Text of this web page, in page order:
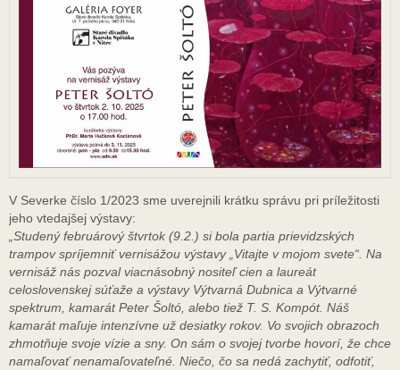
V Severke číslo 1/2023 sme uverejnili krátku správu pri príležitosti
jeho vtedajšej výstavy:
„Studený februárový štvrtok (9.2.) si bola partia prievidzských
trampov spríjemniť vernisážou výstavy „Vitajte v mojom svete“. Na
vernisáž nás pozval viacnásobný nositeľ cien a laureát
celoslovenskej súťaže a výstavy Výtvarná Dubnica a Výtvarné
spektrum, kamarát Peter Šoltó, alebo tiež T. S. Kompót. Náš
kamarát maľuje intenzívne už desiatky rokov. Vo svojich obrazoch
zhmotňuje svoje vízie a sny. On sám o svojej tvorbe hovorí, že chce
namaľovať nenamaľovateľné. Niečo, čo sa nedá zachytiť, odfotiť,